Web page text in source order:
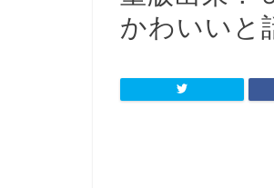
かわいいと